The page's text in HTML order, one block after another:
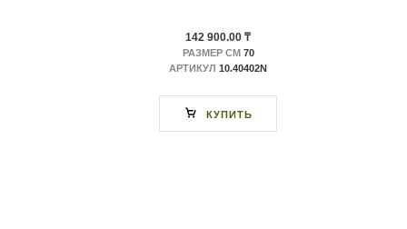
142 900.00 ₸
РАЗМЕР СМ70
АРТИКУЛ 10.40402N
КУПИТЬ